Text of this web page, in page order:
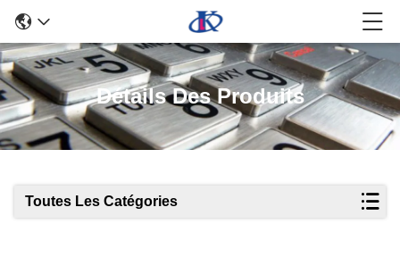
Détails Des Produits
Toutes Les Catégories